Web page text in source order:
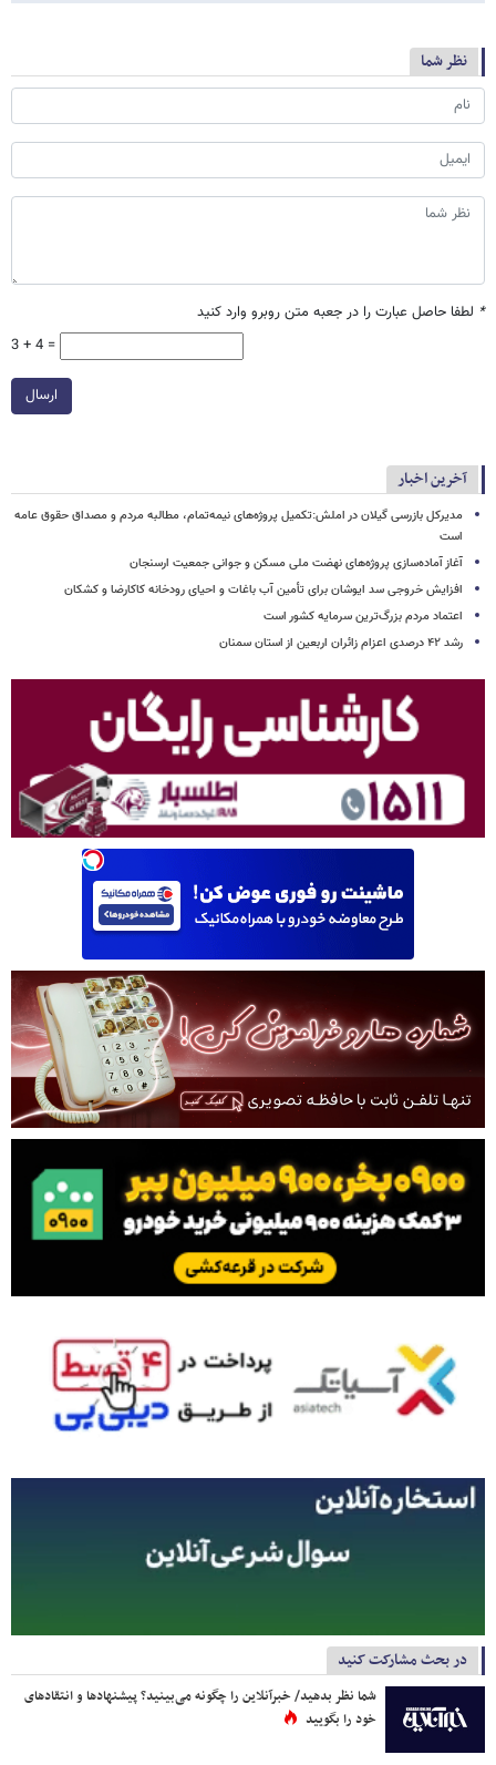
نظر شما
* لطفا حاصل عبارت را در جعبه متن روبرو وارد کنید
3 + 4 =
ارسال
آخرین اخبار
مدیرکل بازرسی گیلان در املش:تکمیل پروژه‌های نیمه‌تمام، مطالبه مردم و مصداق حقوق عامه
است
آغاز آماده‌سازی پروژه‌های نهضت ملی مسکن و جوانی جمعیت ارسنجان
افزایش خروجی سد ایوشان برای تأمین آب باغات و احیای رودخانه‌ کاکارضا و کشکان
اعتماد مردم بزرگ‌ترین سرمایه کشور است
رشد ۴۲ درصدی اعزام زائران اربعین از استان سمنان
در بحث مشارکت کنید
شما نظر بدهید/ خبرآنلاین را چگونه می‌بینید؟ پیشنهادها و انتقادهای
خود را بگویید